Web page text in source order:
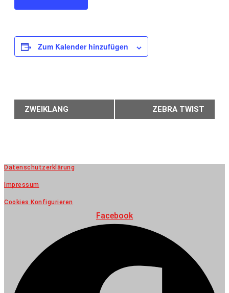
Zum Kalender hinzufügen
Veranstaltung-
Navigation
ZWEIKLANG ZEBRA TWIST
Datenschutzerklärung
Impressum
Cookies Konfigurieren
Facebook